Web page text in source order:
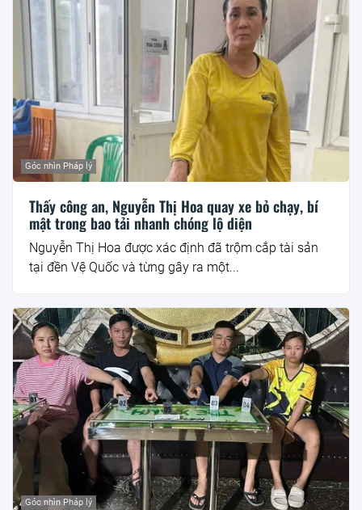
Góc nhìn Pháp lý
Thấy công an, Nguyễn Thị Hoa quay xe bỏ chạy, bí
mật trong bao tải nhanh chóng lộ diện
Nguyễn Thị Hoa được xác định đã trộm cắp tài sản
tại đền Vệ Quốc và từng gây ra một...
Góc nhìn Pháp lý